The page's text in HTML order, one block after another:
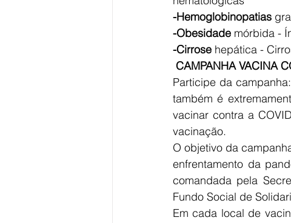
-Hemoglobinopatias
-Obesidade mórbida -
-Cirrose hepática -
CAMPANHA VACINA
Participe da
também é
vacinar contra a
vacinação.
O objetivo da
enfrentamento da
comandada pela
Fundo Social de
Em cada local de